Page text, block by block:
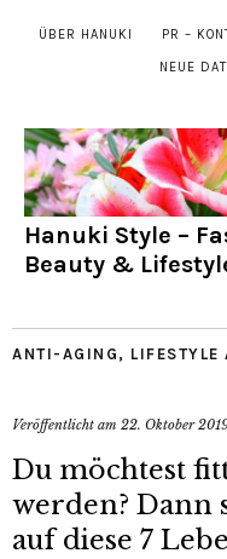
ÜBER HANUKI PR –
NEUE
Hanuki Style –
Beauty &
ANTI-AGING , LIFESTYLE
Veröffentlicht am 22. Oktober
Du möchtest
werden? Dann
auf diese 7